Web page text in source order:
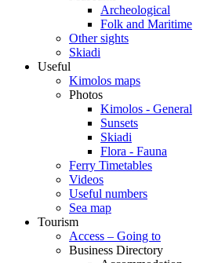
Archeological
Folk and Maritime
Other sights
Skiadi
Useful
Kimolos maps
Photos
Kimolos - General
Sunsets
Skiadi
Flora - Fauna
Ferry Timetables
Videos
Useful numbers
Sea map
Tourism
Access – Going to
Business Directory